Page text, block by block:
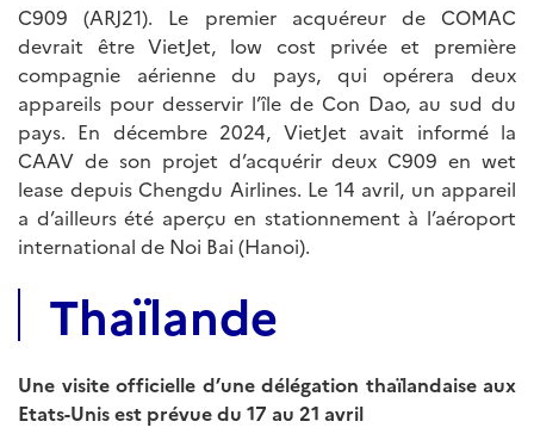
C909 (ARJ21). Le premier acquéreur de COMAC
devrait être VietJet, low cost privée et première
compagnie aérienne du pays, qui opérera deux
appareils pour desservir l’île de Con Dao, au sud du
pays. En décembre 2024, VietJet avait informé la
CAAV de son projet d’acquérir deux C909 en wet
lease depuis Chengdu Airlines. Le 14 avril, un appareil
a d’ailleurs été aperçu en stationnement à l’aéroport
international de Noi Bai (Hanoi).
Thaïlande
Une visite officielle d’une délégation thaïlandaise aux
Etats-Unis est prévue du 17 au 21 avril